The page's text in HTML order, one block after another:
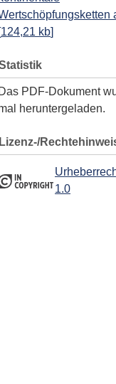
[124,21 kb]
Das PDF-Dokument
heruntergeladen.
Lizenz-/
1.0